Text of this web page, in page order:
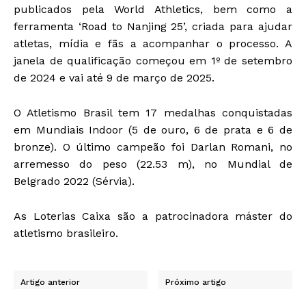
publicados pela World Athletics, bem como a
ferramenta ‘Road to Nanjing 25’, criada para ajudar
atletas, mídia e fãs a acompanhar o processo. A
janela de qualificação começou em 1º de setembro
de 2024 e vai até 9 de março de 2025.
O Atletismo Brasil tem 17 medalhas conquistadas
em Mundiais Indoor (5 de ouro, 6 de prata e 6 de
bronze). O último campeão foi Darlan Romani, no
arremesso do peso (22.53 m), no Mundial de
Belgrado 2022 (Sérvia).
As Loterias Caixa são a patrocinadora máster do
atletismo brasileiro.
Artigo anterior Próximo artigo